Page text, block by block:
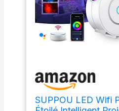
SUPPOU LED Wifi